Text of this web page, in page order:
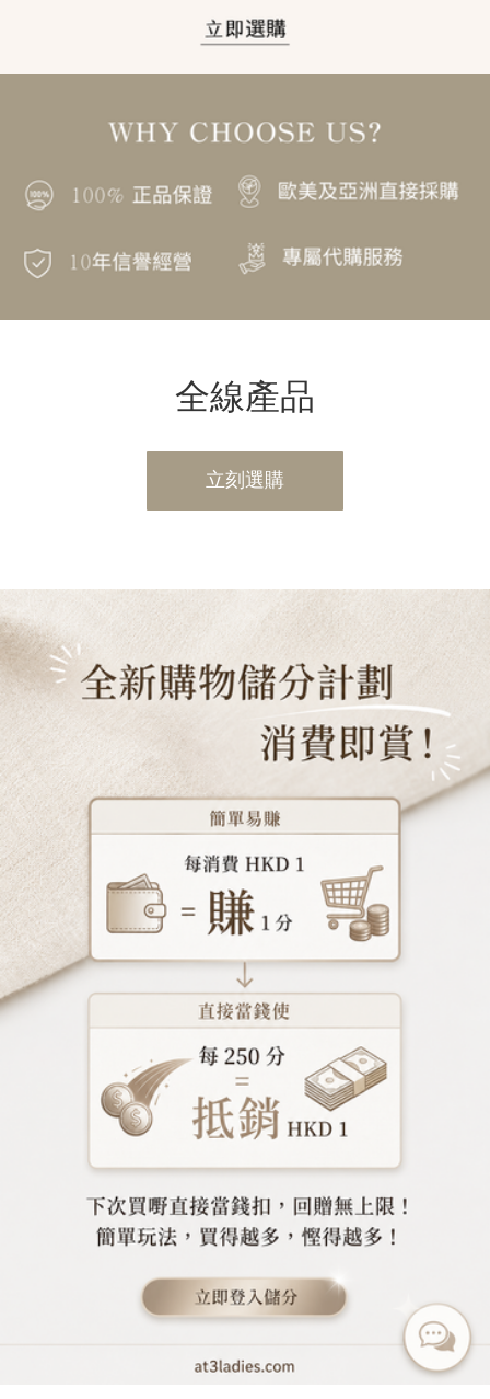
全線產品
立刻選購